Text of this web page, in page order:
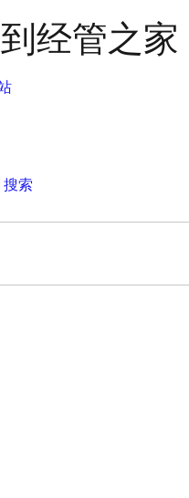
经管之家
搜索